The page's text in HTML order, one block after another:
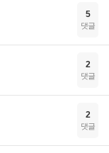
5
댓글
2
댓글
2
댓글